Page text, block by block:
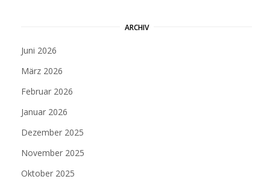
ARCHIV
Juni 2026
März 2026
Februar 2026
Januar 2026
Dezember 2025
November 2025
Oktober 2025